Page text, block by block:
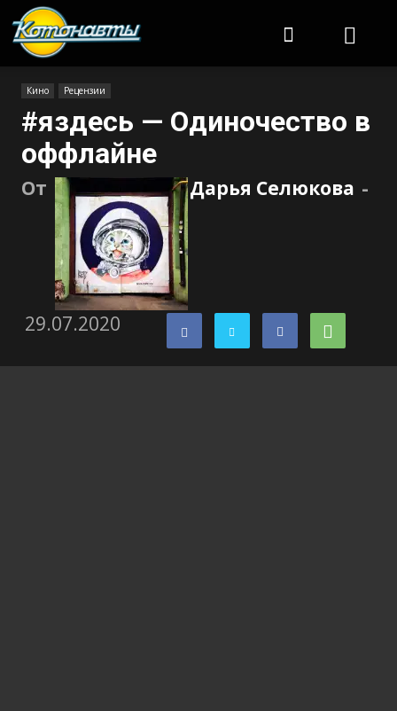
Кино Рецензии
#яздесь — Одиночество в
оффлайне
От Дарья Селюкова -
29.07.2020